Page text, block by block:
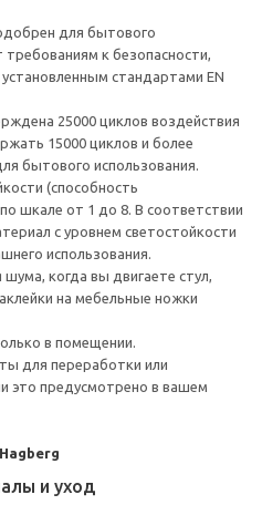
для бытового
к безопасности,
стандартами EN
25000 циклов воздействия
15000 циклов и более
бытового использования.
(способность
шкале от 1 до 8. В соответствии
с уровнем светостойкости
использования.
когда вы двигаете стул,
на мебельные ножки
в помещении.
для переработки или
это предусмотрено в вашем
и уход